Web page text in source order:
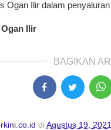
Ogan Ilir dalam
Ilir
BAGIKAN
di Agustus 19, 2021